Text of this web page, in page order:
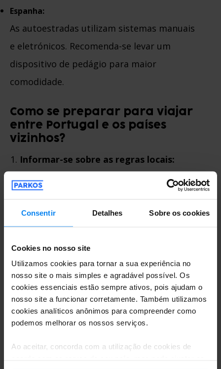
Consentir Detalhes Sobre os cookies
Cookies no nosso site
Utilizamos cookies para tornar a sua experiência no
nosso site o mais simples e agradável possível. Os
cookies essenciais estão sempre ativos, pois ajudam o
nosso site a funcionar corretamente. Também utilizamos
cookies analíticos anônimos para compreender como
podemos melhorar os nossos serviços.
Ao aceitar, concorda com a utilização de cookies de
Espanha:
As autoestradas utilizam sistemas manuais
e eletrónicos. Recomenda-se levar um
dispositivo de pedágio para maior
comodidade.
Como se preparar para viajar
entre Portugal e os países
vizinhos?
Informar-se sobre as regras locais:
Utilize fontes confiáveis como
Urban
regulamentações atualizadas de zonas de
baixas emissões.
Obter adesivos e dispositivos
necessários:
Compre a Crit’Air para França e
dispositivos de pedágio para França e
Espanha com antecedência.